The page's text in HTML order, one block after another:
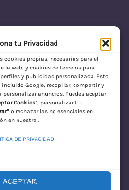
tu Privacidad
cookies propias, necesarias para el
la web, y cookies de terceros para
y publicidad personalizada. Esto
Google, recopilar, compartir y
personalizar anuncios. Puedes aceptar
Cookies”, personalizar tu
o rechazar las no esenciales en
en nuestra .
DE PRIVACIDAD
ACEPTAR
Online con Envío